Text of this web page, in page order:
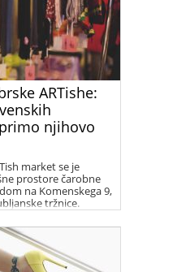
ARTishe:
njihovo
market se je
prostore čarobne
na Komenskega 9,
tržnice.
kjer boste
s sodelujočimi, si
izdelkov
podprli njihov